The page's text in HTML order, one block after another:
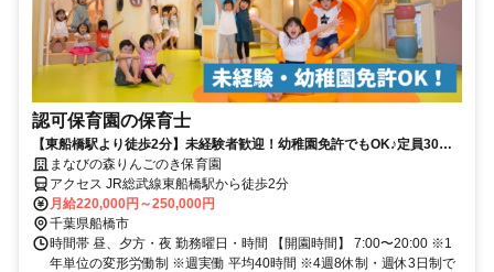
認可保育園の保育士
【東船橋駅より徒歩2分】未経験者歓迎！幼稚園免許でもOK♪定員30名
の認可保育園です。
まなびの森りんごのき保育園
アクセス JR総武線東船橋駅から徒歩2分
月給220,000円～250,000円
千葉県船橋市
時間帯 昼、夕方・夜 勤務曜日・時間 【開園時間】 7:00〜20:00 ※1
年単位の変形労働制 ※週実働 平均40時間 ※4週8休制・週休3日制で